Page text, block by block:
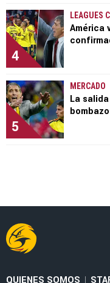
4
LEAGUES
América
5
MERCADO
La
QUIENES SOMOS |